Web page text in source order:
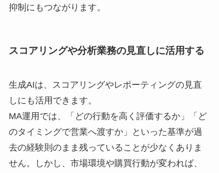
抑制にもつながります。
スコアリングや分析業務の見直しに活用する
生成AIは、スコアリングやレポーティングの見直
しにも活用できます。
MA運用では、「どの行動を高く評価するか」「ど
のタイミングで営業へ渡すか」といった基準が過
去の経験則のまま残っていることが少なくありま
せん。しかし、市場環境や購買行動が変われば、